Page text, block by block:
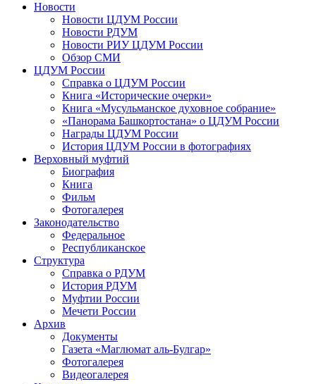
Новости
Новости ЦДУМ России
Новости РДУМ
Новости РИУ ЦДУМ России
Обзор СМИ
ЦДУМ России
Справка о ЦДУМ России
Книга «Исторические очерки»
Книга «Мусульманское духовное собрание»
«Панорама Башкортостана» о ЦДУМ России
Награды ЦДУМ России
История ЦДУМ России в фотографиях
Верховный муфтий
Биография
Книга
Фильм
Фотогалерея
Законодательство
Федеральное
Республиканское
Структура
Справка о РДУМ
История РДУМ
Муфтии России
Мечети России
Архив
Документы
Газета «Маглюмат аль-Булгар»
Фотогалерея
Видеогалерея